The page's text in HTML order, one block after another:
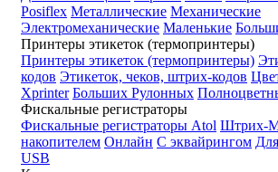
Posiflex Металлические Механические
Электромеханические Маленькие
Принтеры этикеток (термопринтеры)
Принтеры этикеток (термопринтеры)
кодов Этикеток, чеков, штрих-кодов
Xprinter Больших Рулонных
Фискальные регистраторы
Фискальные регистраторы Atol Штрих-
накопителем Онлайн С эквайрингом
USB